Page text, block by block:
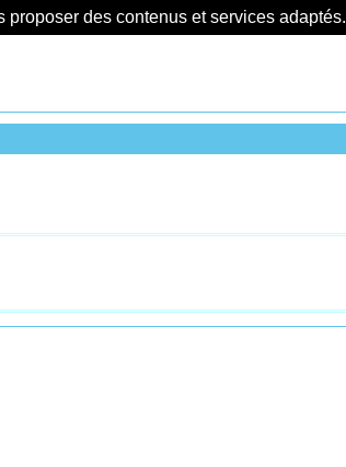
des contenus et services adaptés.